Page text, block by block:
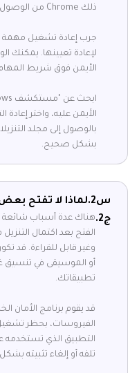
ذلك Chrome من الوصول إلى مجلد التنزيلات.
جرب إعادة تشغيل
لإعادة تعيينها. يمكنك
الأيمن فوق شريط
بالوصول إلى مجلد
بشكل صحيح.
س2.
لماذا لا تفتح
ج2.
هناك عدة أسباب شائعة
وغير قابل للقراءة. قد
أو الموسيقى في
تطبيقاتك.
قد يقوم برنامج الأمان
الفيروسات، بحظر
التطبيق الذي تستخدمه
تلفه أو إلغاء تثبيته